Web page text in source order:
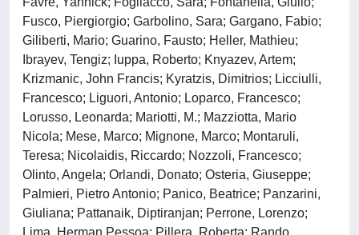
Fusco, Piergiorgio; Garbolino, Sara; Gargano, Fabio;
Giliberti, Mario; Guarino, Fausto; Heller, Mathieu;
Ibrayev, Tengiz; Iuppa, Roberto; Knyazev, Artem;
Krizmanic, John Francis; Kyratzis, Dimitrios; Licciulli,
Francesco; Liguori, Antonio; Loparco, Francesco;
Lorusso, Leonarda; Mariotti, M.; Mazziotta, Mario
Nicola; Mese, Marco; Mignone, Marco; Montaruli,
Teresa; Nicolaidis, Riccardo; Nozzoli, Francesco;
Olinto, Angela; Orlandi, Donato; Osteria, Giuseppe;
Palmieri, Pietro Antonio; Panico, Beatrice; Panzarini,
Giuliana; Pattanaik, Diptiranjan; Perrone, Lorenzo;
Lima, Herman Pessoa; Pillera, Roberta; Rando,